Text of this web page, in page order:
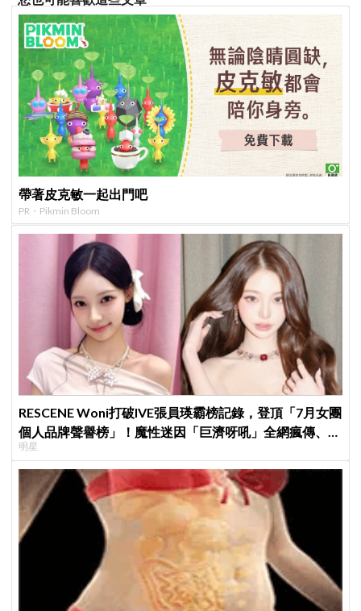
帶著皮克敏一起出門吧
PR・Pikmin Bloom
RESCENE Woni打破IVE張員瑛霸榜記錄，登頂「7月女團
個人品牌聲譽榜」！魔性迷因「巨濟呀吼」全網瘋傳、逆
襲Melon第一
明星